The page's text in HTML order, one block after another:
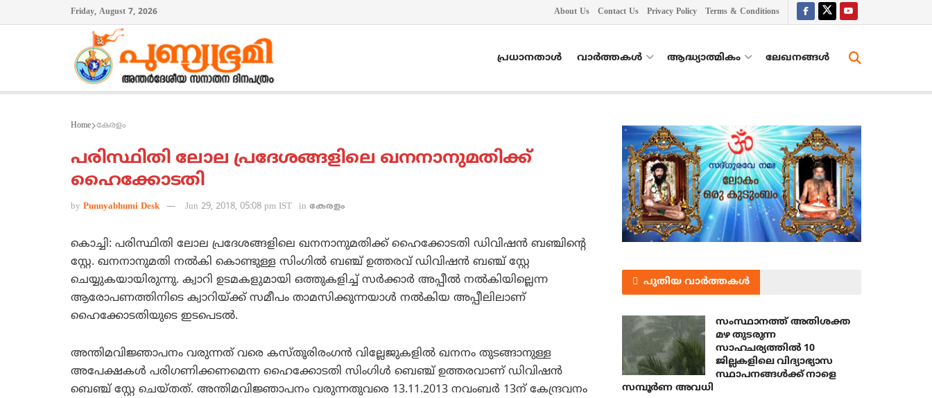
Friday, August 7, 2026 About Us Contact Us Privacy Policy Terms & Conditions
പ്രധാനതാൾ വാർത്തകൾ ആദ്ധ്യാത്മികം ലേഖനങ്ങള്‍
Home കേരളം
പരിസ്ഥിതി ലോല പ്രദേശങ്ങളിലെ ഖനനാനുമതിക്ക്
ഹൈക്കോടതി
by Punnyabhumi Desk Jun 29, 2018, 05:08 pm IST in കേരളം
കൊച്ചി: പരിസ്ഥിതി ലോല പ്രദേശങ്ങളിലെ ഖനനാനുമതിക്ക് ഹൈക്കോടതി ഡിവിഷന്‍ ബഞ്ചിന്റെ
സ്റ്റേ. ഖനനാനുമതി നല്‍കി കൊണ്ടുള്ള സിംഗില്‍ ബഞ്ച് ഉത്തരവ് ഡിവിഷന്‍ ബഞ്ച് സ്റ്റേ
ചെയ്യുകയായിരുന്നു. ക്വാറി ഉടമകളുമായി ഒത്തുകളിച്ച് സര്‍ക്കാര്‍ അപ്പീല്‍ നല്‍കിയില്ലെന്ന
ആരോപണത്തിനിടെ ക്വാറിയ്ക്ക് സമീപം താമസിക്കുന്നയാള്‍ നല്‍കിയ അപ്പീലിലാണ്
ഹൈക്കോടതിയുടെ ഇടപെടല്‍.
അന്തിമവിജ്ഞാപനം വരുന്നത് വരെ കസ്തൂരിരംഗന്‍ വില്ലേജുകളില്‍ ഖനനം തുടങ്ങാനുള്ള
അപേക്ഷകള്‍ പരിഗണിക്കണമെന്ന ഹൈക്കോടതി സിംഗിള്‍ ബെഞ്ച് ഉത്തരവാണ് ഡിവിഷന്‍
ബെഞ്ച് സ്റ്റേ ചെയ്തത്. അന്തിമവിജ്ഞാപനം വരുന്നതുവരെ 13.11.2013 നവംബര്‍ 13ന് കേന്ദ്രവനം
പുതിയ വാർത്തകൾ
സംസ്ഥാനത്ത് അതിശക്ത
മഴ തുടരുന്ന
സാഹചര്യത്തിൽ 10
ജില്ലകളിലെ വിദ്യാഭ്യാസ
സ്ഥാപനങ്ങൾക്ക് നാളെ
സമ്പൂർണ അവധി